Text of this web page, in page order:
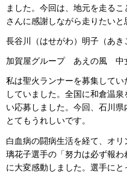
ました。今回は、地元を走る
さんに感謝しながら走りたいと
長谷川（はせがわ）明子（あき
加賀屋グループ あ えの風 中
私は聖火ランナーを募集して
していました。全国に和倉温
い応募しました。今回、石川
とてもうれしいです。
白血病の闘病生活を経て、オ
璃花子選手の「努力は必ず報
に大変感動しました。選手に